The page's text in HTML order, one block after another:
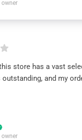
owner
store has a vast
and my
owner